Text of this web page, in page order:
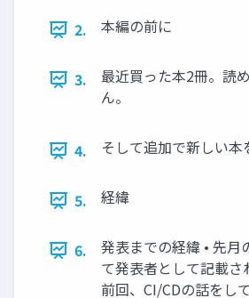
2. 本編の前に
3.
最近買った本2冊。読
ん。
4. そして追加で新しい本
5. 経緯
6.
発表までの経緯 • 先月
て発表者として記載
前回、CI/CDの話をし